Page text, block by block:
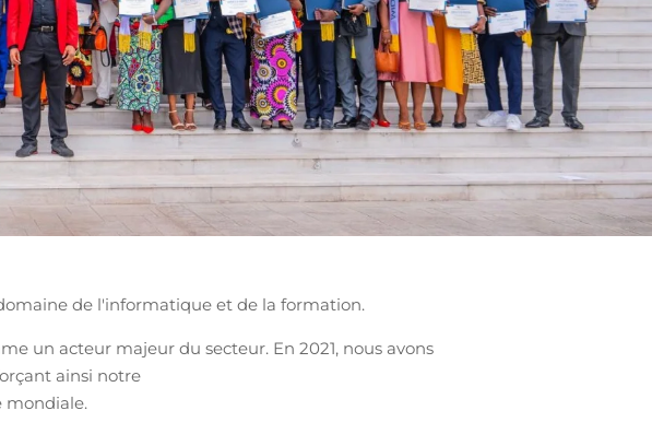
de l'informatique et de la formation.
un acteur majeur du secteur. En 2021, nous avons
ainsi notre
mondiale.